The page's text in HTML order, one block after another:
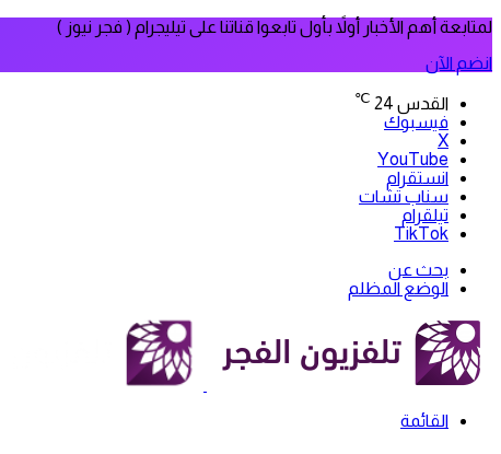
لمتابعة أهم الأخبار أولاً بأول تابعوا قناتنا على تيليجرام ( فجر نيوز )
انضم الآن
القدس 24
℃
فيسبوك
‫X
‫YouTube
انستقرام
سناب تشات
تيلقرام
‫TikTok
بحث عن
الوضع المظلم
القائمة